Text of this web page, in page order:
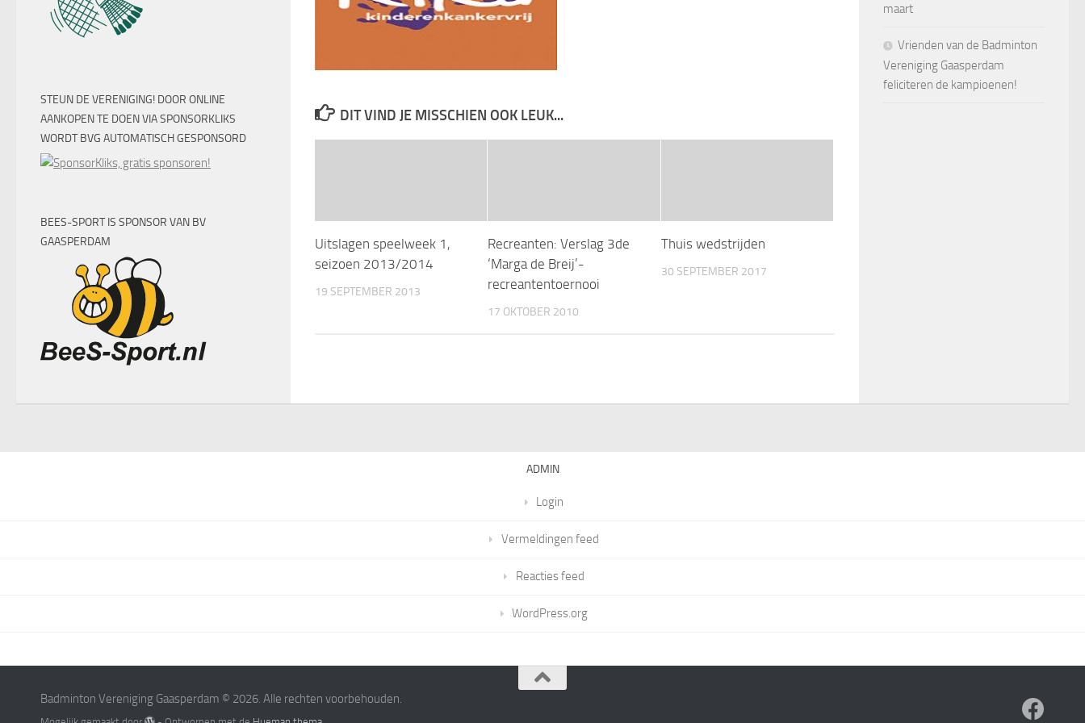
DIT VIND JE MISSCHIEN OOK LEUK...
Uitslagen speelweek 1,
seizoen 2013/2014
19 SEPTEMBER 2013
Recreanten: Verslag 3de
‘Marga de Breij’-
recreantentoernooi
17 OKTOBER 2010
Thuis wedstrijden
30 SEPTEMBER 2017
STEUN DE VERENIGING! DOOR ONLINE
AANKOPEN TE DOEN VIA SPONSORKLIKS
WORDT BVG AUTOMATISCH GESPONSORD
BEES-SPORT IS SPONSOR VAN BV
GAASPERDAM
maart
Vrienden van de Badminton
Vereniging Gaasperdam
feliciteren de kampioenen!
ADMIN
Login
Vermeldingen feed
Reacties feed
WordPress.org
Badminton Vereniging Gaasperdam © 2026. Alle rechten voorbehouden.